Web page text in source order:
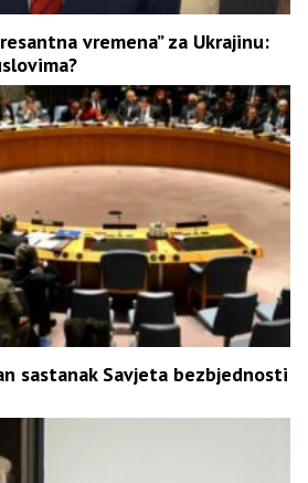
vremena” za Ukrajinu:
sastanak Savjeta bezbjednosti